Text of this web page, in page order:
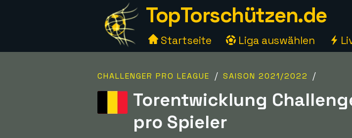
TopTorschützen.de
Startseite Liga auswählen
CHALLENGER PRO LEAGUE / SAISON 2021/2022 /
Torentwicklung
pro Spieler